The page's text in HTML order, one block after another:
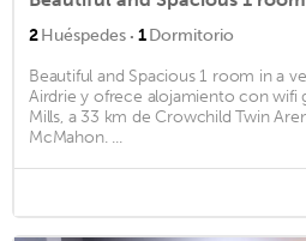
2Huéspedes · 1Dormitorio
Beautiful and Spacious 1 room in a
Airdrie y ofrece alojamiento con wifi
Mills, a 33 km de Crowchild Twin
McMahon. ...